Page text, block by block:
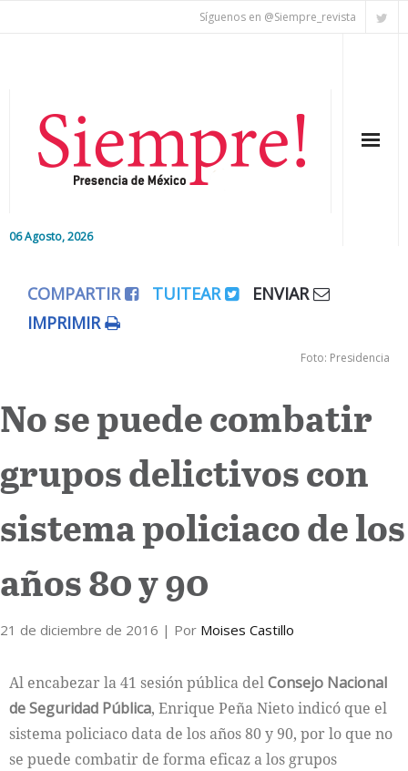
Síguenos en @Siempre_revista
06 Agosto, 2026
Editorial
Cultura
COMPARTIR TUITEAR
ENVIAR
IMPRIMIR
Foto: Presidencia
No se puede combatir
grupos delictivos con
sistema policiaco de los
años 80 y 90
21 de diciembre de 2016 | Por Moises Castillo
Al encabezar la 41 sesión pública delConsejo Nacional
de Seguridad Pública, Enrique Peña Nieto indicó que el
sistema policiaco data de los años 80 y 90, por lo que no
se puede combatir de forma eficaz a los grupos